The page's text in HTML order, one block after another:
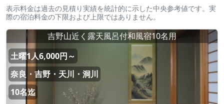
表示料金は過去の見積り実績を統計的に示した中央参考値です。実
際の宿泊料金の下限および上限ではありません。
吉野山近く露天風呂付和風宿10名用
土曜1人6,000円～
奈良・吉野・天川・洞川
10名迄